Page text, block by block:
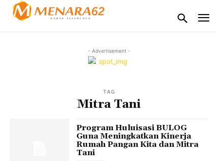
- Advertisement -
TAG
Mitra Tani
Program Huluisasi BULOG
Guna Meningkatkan Kinerja
Rumah Pangan Kita dan Mitra
Tani